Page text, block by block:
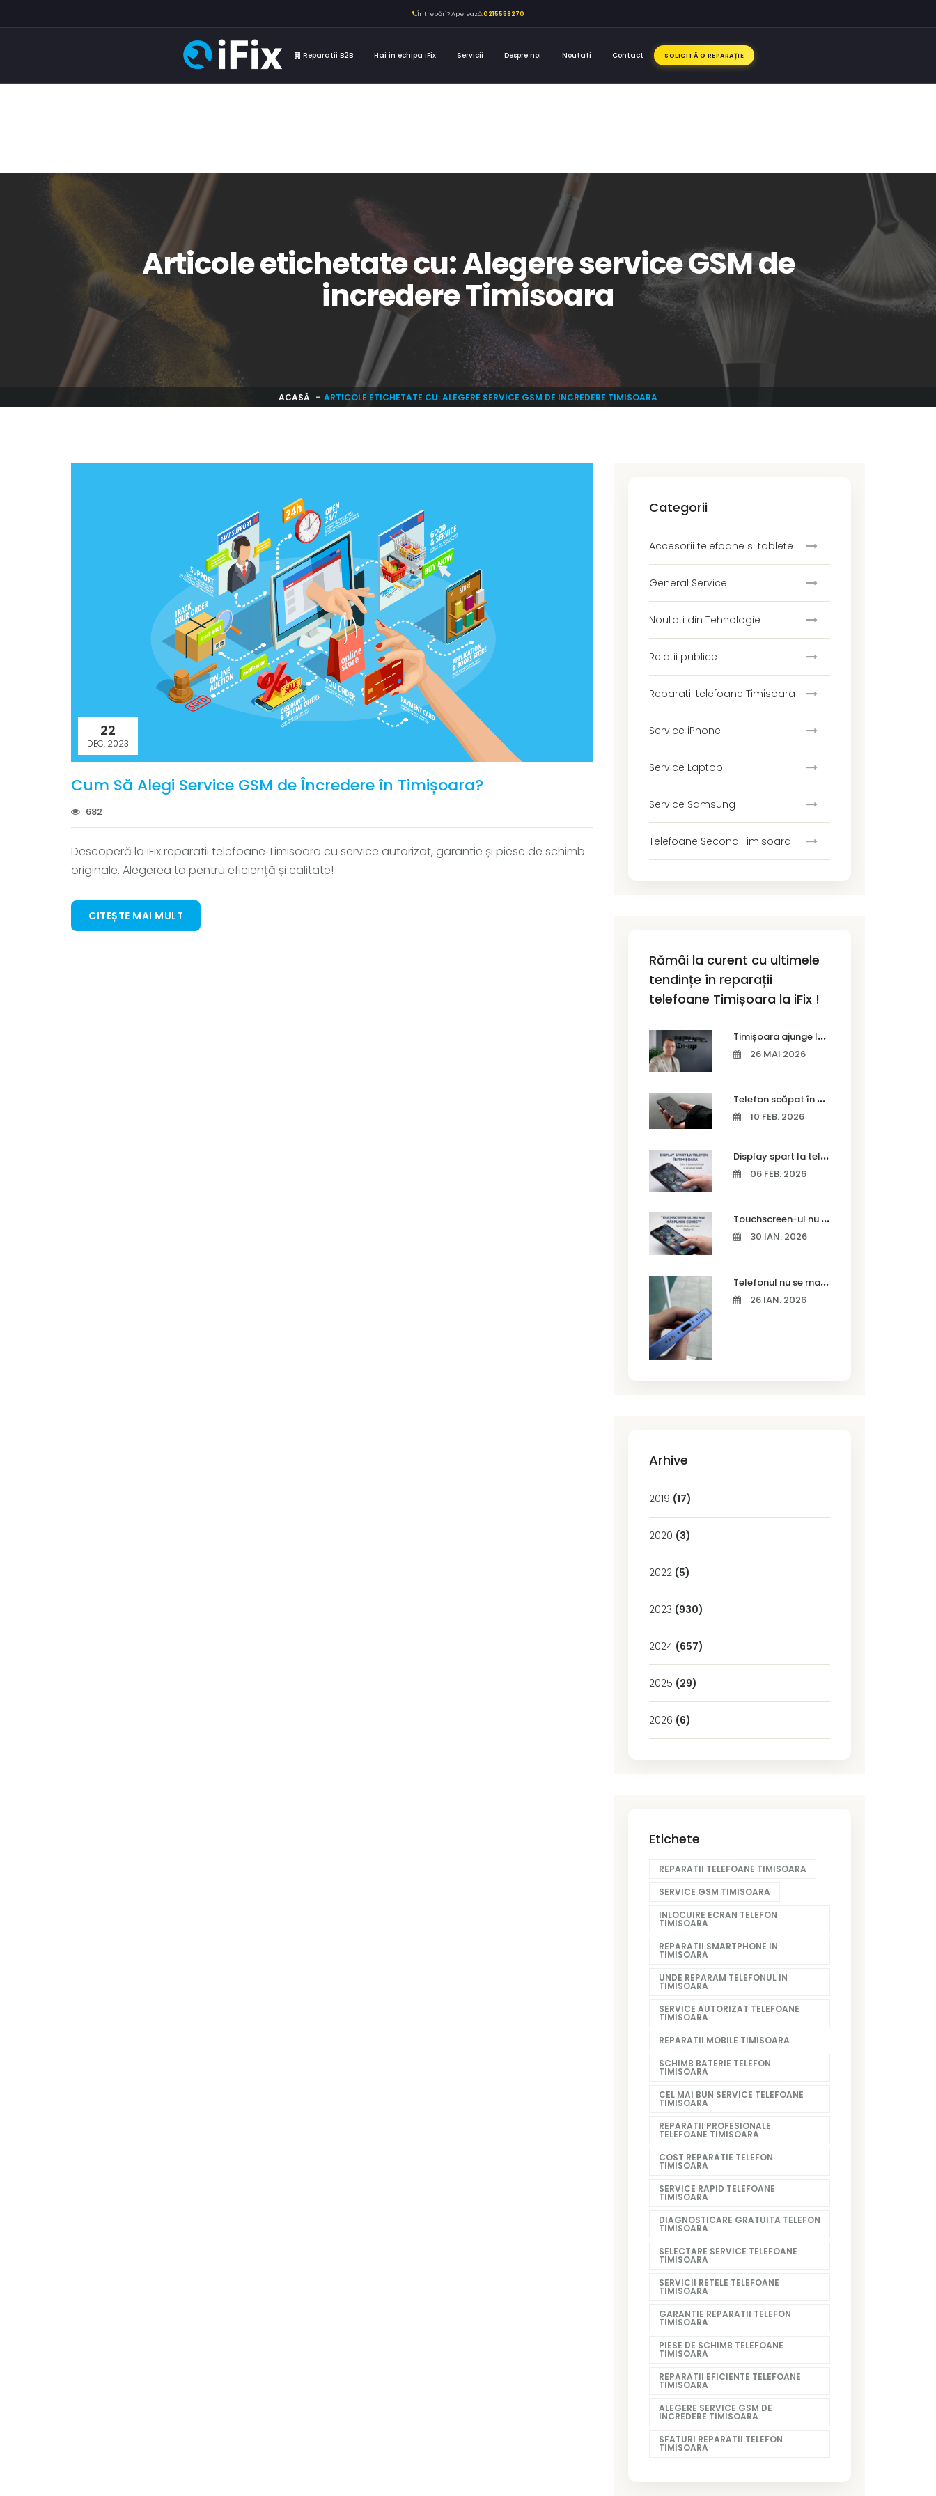
Întrebări? Apelează:0215558270
Reparatii B2B Hai in echipa iFix Servicii Despre noi Noutati Contact SOLICITĂ O REPARAȚIE
Articole etichetate cu: Alegere service GSM de
incredere Timisoara
ACASĂ ARTICOLE ETICHETATE CU: ALEGERE SERVICE GSM DE INCREDERE TIMISOARA
22
DEC. 2023
Cum Să Alegi Service GSM de Încredere în Timișoara?
682
Descoperă la iFix reparatii telefoane Timisoara cu service autorizat, garantie și piese de schimb
originale. Alegerea ta pentru eficiență și calitate!
CITEȘTE MAI MULT
Categorii
Accesorii telefoane si tablete
General Service
Noutati din Tehnologie
Relatii publice
Reparatii telefoane Timisoara
Service iPhone
Service Laptop
Service Samsung
Telefoane Second Timisoara
Rămâi la curent cu ultimele
tendințe în reparații
telefoane Timișoara la iFix !
T
imișoara ajunge la Vodafone Business Bootcamp prin Marius Cermian de la Armour România
26 MAI 2026
T
elefon scăpat în apă – ce trebuie să faci imediat și ce greșeli să eviți
10 FEB. 2026
D
isplay spart la telefon în Timișoara
06 FEB. 2026
T
ouchscreen-ul nu mai răspunde corect? Când trebuie schimbat display-ul
30 IAN. 2026
T
elefonul nu se mai încarcă corect? Cauze frecvente și soluții la service în Timișoara
26 IAN. 2026
Arhive
2019 (17)
2020 (3)
2022 (5)
2023 (930)
2024 (657)
2025 (29)
2026 (6)
Etichete
REPARATII TELEFOANE TIMISOARA
SERVICE GSM TIMISOARA
INLOCUIRE ECRAN TELEFON
TIMISOARA
REPARATII SMARTPHONE IN
TIMISOARA
UNDE REPARAM TELEFONUL IN
TIMISOARA
SERVICE AUTORIZAT TELEFOANE
TIMISOARA
REPARATII MOBILE TIMISOARA
SCHIMB BATERIE TELEFON
TIMISOARA
CEL MAI BUN SERVICE TELEFOANE
TIMISOARA
REPARATII PROFESIONALE
TELEFOANE TIMISOARA
COST REPARATIE TELEFON
TIMISOARA
SERVICE RAPID TELEFOANE
TIMISOARA
DIAGNOSTICARE GRATUITA TELEFON
TIMISOARA
SELECTARE SERVICE TELEFOANE
TIMISOARA
SERVICII RETELE TELEFOANE
TIMISOARA
GARANTIE REPARATII TELEFON
TIMISOARA
PIESE DE SCHIMB TELEFOANE
TIMISOARA
REPARATII EFICIENTE TELEFOANE
TIMISOARA
ALEGERE SERVICE GSM DE
INCREDERE TIMISOARA
SFATURI REPARATII TELEFON
TIMISOARA